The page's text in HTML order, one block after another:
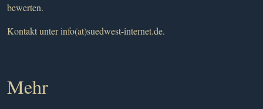
bewerten.
Kontakt unter info(at)suedwest-internet.de.
Mehr